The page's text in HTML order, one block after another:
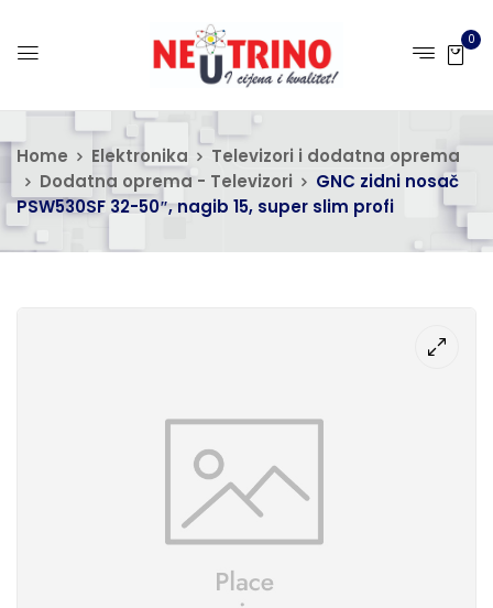
0
Home Elektronika
Televizori i dodatna oprema
Dodatna oprema - Televizori
GNC zidni nosač
PSW530SF 32-50″, nagib 15, super slim profi